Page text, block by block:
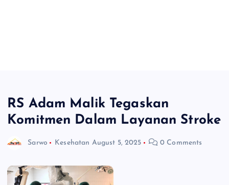
RS Adam Malik Tegaskan
Komitmen Dalam Layanan Stroke
Sarwo Kesehatan August 5, 2025 0 Comments